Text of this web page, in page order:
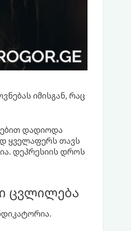
იმისგან, რაც
დადიოდა
ყველაფერს თავს
დეპრესიის დროს
ცვლილება